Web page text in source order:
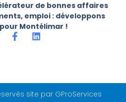
de bonnes affaires
emploi : développons
Montélimar !
site par GProServices